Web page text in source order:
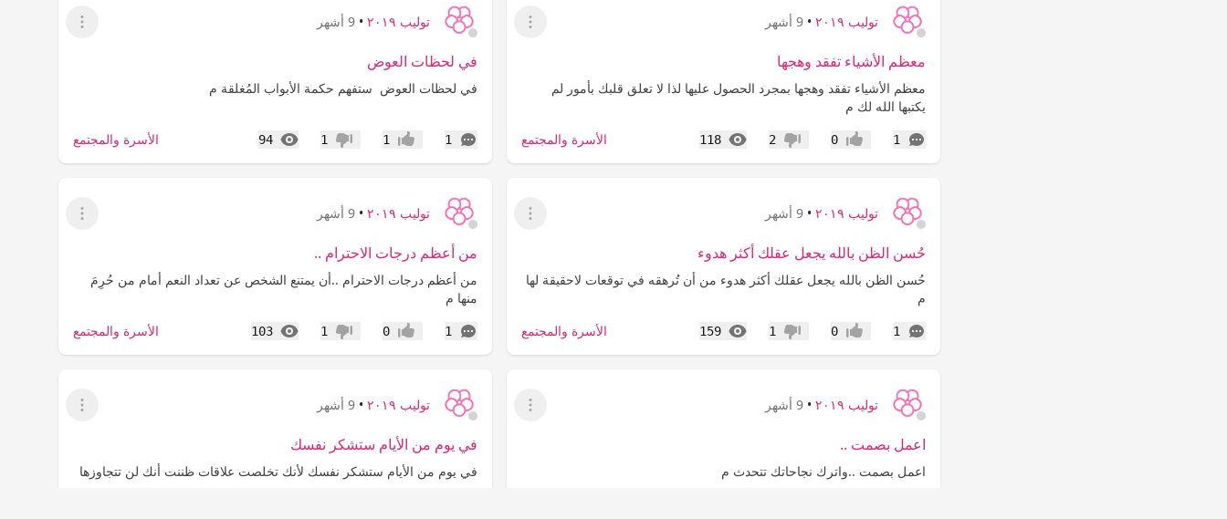
توليب ٢٠١٩ • 9 أشهر
عرض القائمة
معظم الأشياء تفقد وهجها
‏معظم الأشياء تفقد وهجها بمجرد الحصول عليها ‏لذا لا تعلق قلبك بأمور لم
يكتبها الله لك م
1
التعليقات إعجاب0 عدم إعجاب
2
118
المشاهدات الأسرة والمجتمع
توليب ٢٠١٩ • 9 أشهر
عرض القائمة
في لحظات العوض
‏في لحظات العوض‏ ستفهم حكمة الأبواب المُغلقة م
1
التعليقات إعجاب1 عدم إعجاب
1
94
المشاهدات الأسرة والمجتمع
توليب ٢٠١٩ • 9 أشهر
عرض القائمة
حُسن الظن بالله يجعل عقلك أكثر هدوء
‏حُسن الظن بالله يجعل عقلك أكثر هدوء ‏من أن تُرهقه في توقعات لاحقيقة لها
م
1
التعليقات إعجاب0 عدم إعجاب
1
159
المشاهدات الأسرة والمجتمع
توليب ٢٠١٩ • 9 أشهر
عرض القائمة
من أعظم درجات الاحترام ..
‏من أعظم درجات الاحترام ..‏أن يمتنع الشخص عن تعداد النعم أمام من حُرِمَ
منها م
1
التعليقات إعجاب0 عدم إعجاب
1
103
المشاهدات الأسرة والمجتمع
توليب ٢٠١٩ • 9 أشهر
عرض القائمة
اعمل بصمت ..
‏اعمل بصمت ..‏واترك نجاحاتك تتحدث م
توليب ٢٠١٩ • 9 أشهر
عرض القائمة
في يوم من الأيام ستشكر نفسك
‏في يوم من الأيام ستشكر نفسك ‏لأنك تخلصت علاقات ظننت أنك لن تتجاوزها